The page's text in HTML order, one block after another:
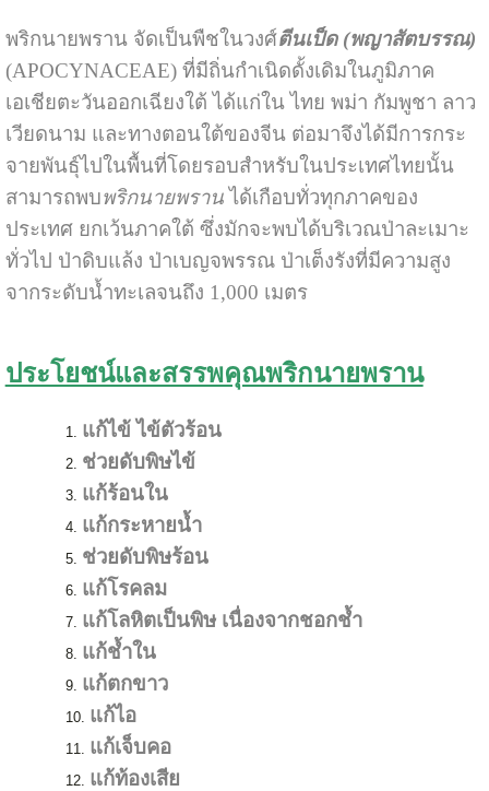
พริกนายพราน จัดเป็นพืชในวงศ์ตีนเป็ด (พญาสัตบรรณ)
(APOCYNACEAE) ที่มีถิ่นกำเนิดดั้งเดิมในภูมิภาค
เอเชียตะวันออกเฉียงใต้ ได้แก่ใน ไทย พม่า กัมพูชา ลาว
เวียดนาม และทางตอนใต้ของจีน ต่อมาจึงได้มีการกระ
จายพันธุ์ไปในพื้นที่โดยรอบสำหรับในประเทศไทยนั้น
สามารถพบพริกนายพรานได้เกือบทั่วทุกภาคของ
ประเทศ ยกเว้นภาคใต้ ซึ่งมักจะพบได้บริเวณป่าละเมาะ
ทั่วไป ป่าดิบแล้ง ป่าเบญจพรรณ ป่าเต็งรังที่มีความสูง
จากระดับน้ำทะเลจนถึง 1,000 เมตร
ประโยชน์และสรรพคุณพริกนายพราน
แก้ไข้ ไข้ตัวร้อน
ช่วยดับพิษไข้
แก้ร้อนใน
แก้กระหายน้ำ
ช่วยดับพิษร้อน
แก้โรคลม
แก้โลหิตเป็นพิษ เนื่องจากชอกช้ำ
แก้ช้ำใน
แก้ตกขาว
แก้ไอ
แก้เจ็บคอ
แก้ท้องเสีย